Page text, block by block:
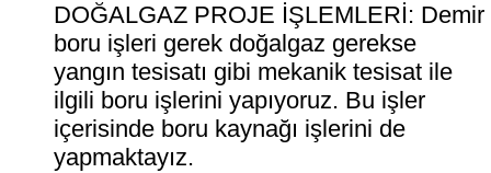
DOĞALGAZ PROJE İŞLEMLERİ: Demir
boru işleri gerek doğalgaz gerekse
yangın tesisatı gibi mekanik tesisat ile
ilgili boru işlerini yapıyoruz. Bu işler
içerisinde boru kaynağı işlerini de
yapmaktayız.